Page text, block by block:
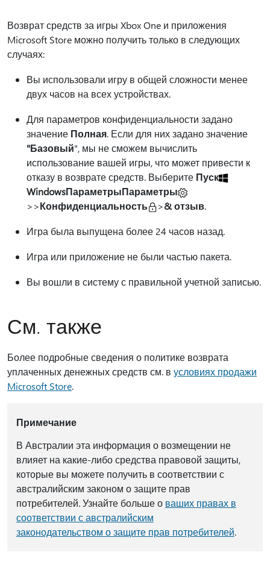
Возврат средств за игры Xbox One и приложения
Microsoft Store можно получить только в следующих
случаях:
Вы использовали игру в общей сложности менее
двух часов на всех устройствах.
Для параметров конфиденциальности задано
значение Полная. Если для них задано значение
"Базовый", мы не сможем вычислить
использование вашей игры, что может привести к
отказу в возврате средств. Выберите Пуск
WindowsПараметрыПараметры
>>Конфиденциальность >& отзыв.
Игра была выпущена более 24 часов назад.
Игра или приложение не были частью пакета.
Вы вошли в систему с правильной учетной записью.
См. также
Более подробные сведения о политике возврата
уплаченных денежных средств см. в условиях продажи
Microsoft Store.
Примечание
В Австралии эта информация о возмещении не
влияет на какие-либо средства правовой защиты,
которые вы можете получить в соответствии с
австралийским законом о защите прав
потребителей. Узнайте больше о ваших правах в
соответствии с австралийским
законодательством о защите прав потребителей.